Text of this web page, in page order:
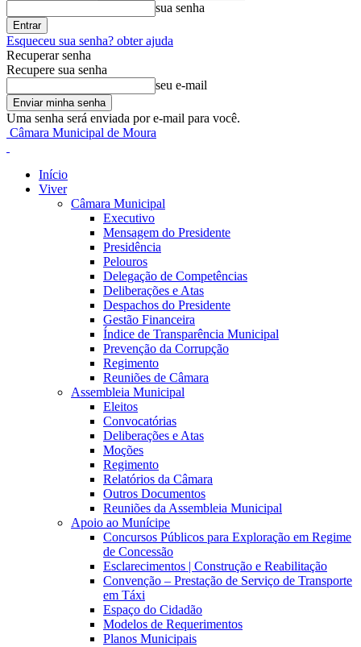
sua senha
Esqueceu sua senha? obter ajuda
Recuperar senha
Recupere sua senha
seu e-mail
Uma senha será enviada por e-mail para você.
Câmara Municipal de Moura
Início
Viver
Câmara Municipal
Executivo
Mensagem do Presidente
Presidência
Pelouros
Delegação de Competências
Deliberações e Atas
Despachos do Presidente
Gestão Financeira
Índice de Transparência Municipal
Prevenção da Corrupção
Regimento
Reuniões de Câmara
Assembleia Municipal
Eleitos
Convocatórias
Deliberações e Atas
Moções
Regimento
Relatórios da Câmara
Outros Documentos
Reuniões da Assembleia Municipal
Apoio ao Munícipe
Concursos Públicos para Exploração em Regime
de Concessão
Esclarecimentos | Construção e Reabilitação
Convenção – Prestação de Serviço de Transporte
em Táxi
Espaço do Cidadão
Modelos de Requerimentos
Planos Municipais